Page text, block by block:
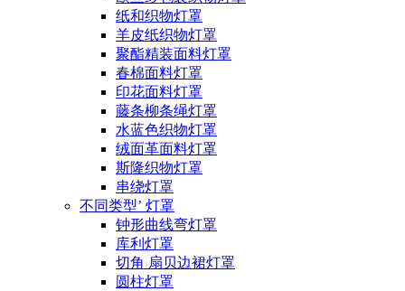
纸和织物灯罩
羊皮纸织物灯罩
聚酯精装面料灯罩
春棉面料灯罩
印花面料灯罩
藤条柳条绳灯罩
水蓝色织物灯罩
绒面革面料灯罩
斯隆织物灯罩
串绕灯罩
不同类型’ 灯罩
钟形曲线弯灯罩
库利灯罩
切角 扇贝边裙灯罩
圆柱灯罩